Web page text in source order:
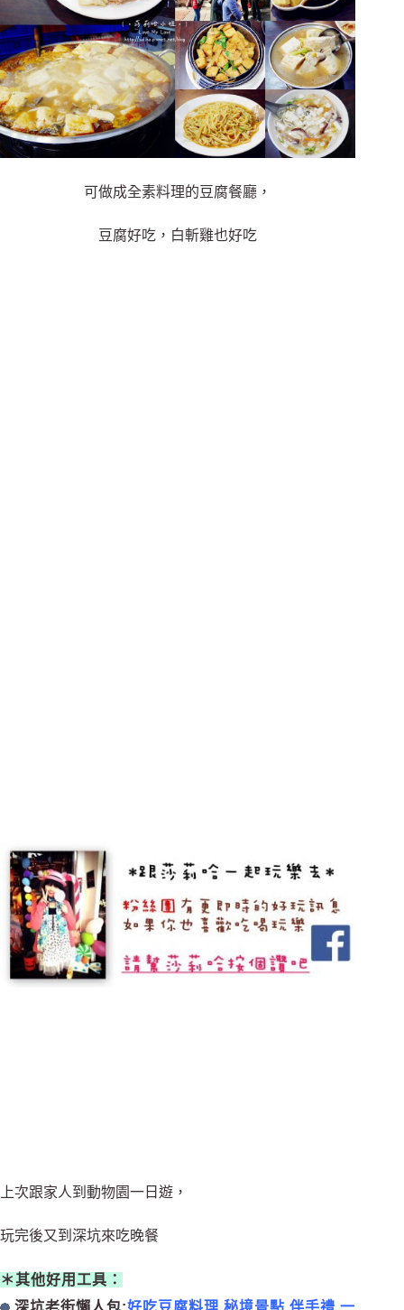
可做成全素料理的豆腐餐廳，
豆腐好吃，白斬雞也好吃
上次跟家人到動物園一日遊，
玩完後又到深坑來吃晚餐
＊其他好用工具：
深坑老街懶人包:好吃豆腐料理,秘境景點,伴手禮,一